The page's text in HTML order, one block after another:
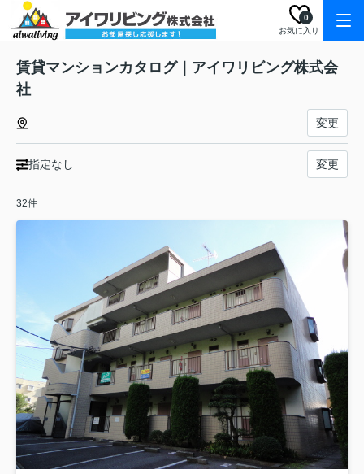
お気に入り
0
賃貸マンションカタログ｜アイワリビング株式会
社
変更
指定なし 変更
32件